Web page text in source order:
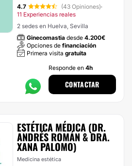
4.7 (43 Opiniones)·
11 Experiencias reales
2 sedes en Huelva, Sevilla
Ginecomastia desde 4.200€
Opciones de financiación
Primera visita gratuita
Responde en 4h
CONTACTAR
ESTÉTICA MÉDICA (DR.
ANDRÉS ROMÁN & DRA.
XANA PALOMO)
Medicina estética